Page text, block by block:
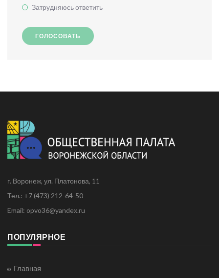
Затрудняюсь ответить
ГОЛОСОВАТЬ
г. Воронеж, ул. Платонова, 11
Тел.: +7 (473) 212-64-50
Email: opvo36@yandex.ru
ПОПУЛЯРНОЕ
Главная